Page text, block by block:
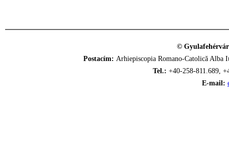
©
Postacím: Arhiepiscopia Romano-Catolică
Tel.: +40-258-811.689,
E-mail: